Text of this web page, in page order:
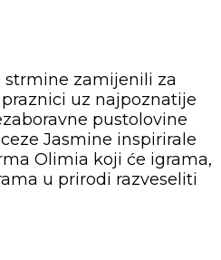
strmine zamijenili za
uz najpoznatije
pustolovine
Jasmine inspirirale
Olimia koji će igrama,
u prirodi razveseliti